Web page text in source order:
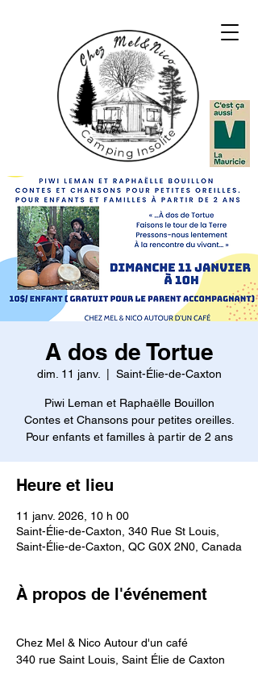
A dos de Tortue
dim. 11 janv. Saint-Élie-de-Caxton
Piwi Leman et Raphaëlle Bouillon
Contes et Chansons pour petites oreilles.
Pour enfants et familles à partir de 2 ans
Heure et lieu
11 janv. 2026, 10 h 00
Saint-Élie-de-Caxton, 340 Rue St Louis,
Saint-Élie-de-Caxton, QC G0X 2N0, Canada
À propos de l'événement
Chez Mel & Nico Autour d'un café
340 rue Saint Louis, Saint Élie de Caxton